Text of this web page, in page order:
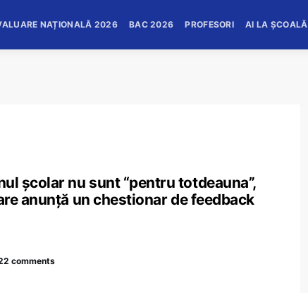
NAȚIONALĂ 2026 BAC 2026 PROFESORI AI LA ȘCOALĂ
școlar nu sunt “pentru totdeauna”,
anunță un chestionar de feedback
comments